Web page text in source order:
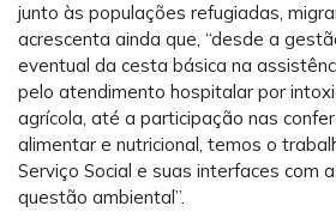
junto às populações refugiadas,
acrescenta ainda que, “desde a
eventual da cesta básica na
pelo atendimento hospitalar por
agrícola, até a participação nas
alimentar e nutricional, temos o
Serviço Social e suas interfaces com
questão ambiental”.
+